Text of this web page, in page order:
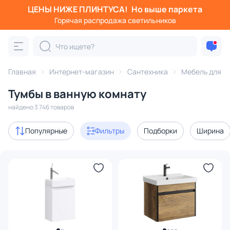
ЦЕНЫ НИЖЕ ПЛИНТУСА! Но выше паркета
Горячая распродажа светильников
Главная Интернет-магазин Сантехника Мебель для
Тумбы в ванную комнату
найдено 3 746 товаров
Популярные Фильтры Подборки Ширина
Фильтры
Категория: Мебель для ванной комнаты
для ванной под раковину с раковиной для
Акции 178
с 3D-моделями
Доставка